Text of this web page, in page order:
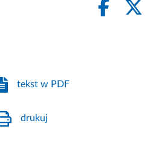
tekst w PDF
drukuj